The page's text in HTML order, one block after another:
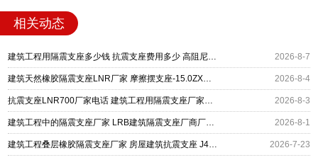
相关动态
建筑工程用隔震支座多少钱 抗震支座费用多少 高阻尼HDR隔震支座 2026-8-7
建筑天然橡胶隔震支座LNR厂家 摩擦摆支座-15.0ZX支座的生产厂家 建筑工程用隔震支座多少钱 2026-8-4
抗震支座LNR700厂家电话 建筑工程用隔震支座厂家电话 钢结构建筑隔震支座源头工厂 2026-8-3
建筑工程中的隔震支座厂家 LRB建筑隔震支座厂商厂家 高阻尼高阻尼隔震支座生产厂家 2026-8-1
建筑工程叠层橡胶隔震支座厂家 房屋建筑抗震支座 J4Q铅芯隔震支座厂家 2026-7-23